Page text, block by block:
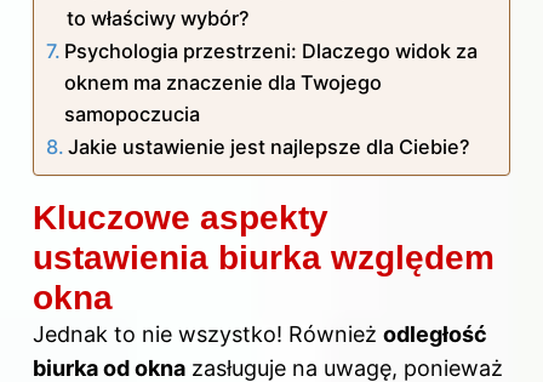
to właściwy wybór?
Psychologia przestrzeni: Dlaczego widok za
oknem ma znaczenie dla Twojego
samopoczucia
Jakie ustawienie jest najlepsze dla Ciebie?
Kluczowe aspekty
ustawienia biurka względem
okna
Jednak to nie wszystko! Również odległość
biurka od okna zasługuje na uwagę, ponieważ